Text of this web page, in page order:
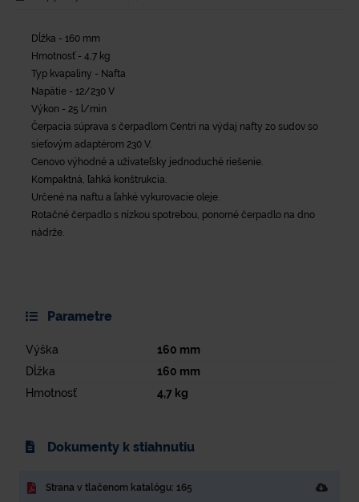
Dĺžka - 160 mm
Hmotnosť - 4,7 kg
Typ kvapaliny - Nafta
Napätie - 12/230 V
Výkon - 25 l/min
Čerpacia súprava s čerpadlom Centri na výdaj nafty zo sudov so
sieťovým adaptérom 230 V.
Cenovo výhodné a užívateľsky jednoduché riešenie.
Kompaktná, ľahká konštrukcia.
Určené na naftu a ľahké vykurovacie oleje.
Rotačné čerpadlo s nízkou spotrebou, ponorné čerpadlo na dno
nádrže.
Parametre
Výška 160 mm
Dĺžka
160 mm
Hmotnosť
4,7kg
Dokumenty k stiahnutiu
Strana v tlačenom katalógu: 165